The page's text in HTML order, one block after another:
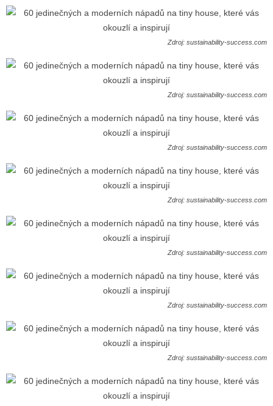
Zdroj: sustainability-success.com
Zdroj: sustainability-success.com
Zdroj: sustainability-success.com
Zdroj: sustainability-success.com
Zdroj: sustainability-success.com
Zdroj: sustainability-success.com
Zdroj: sustainability-success.com